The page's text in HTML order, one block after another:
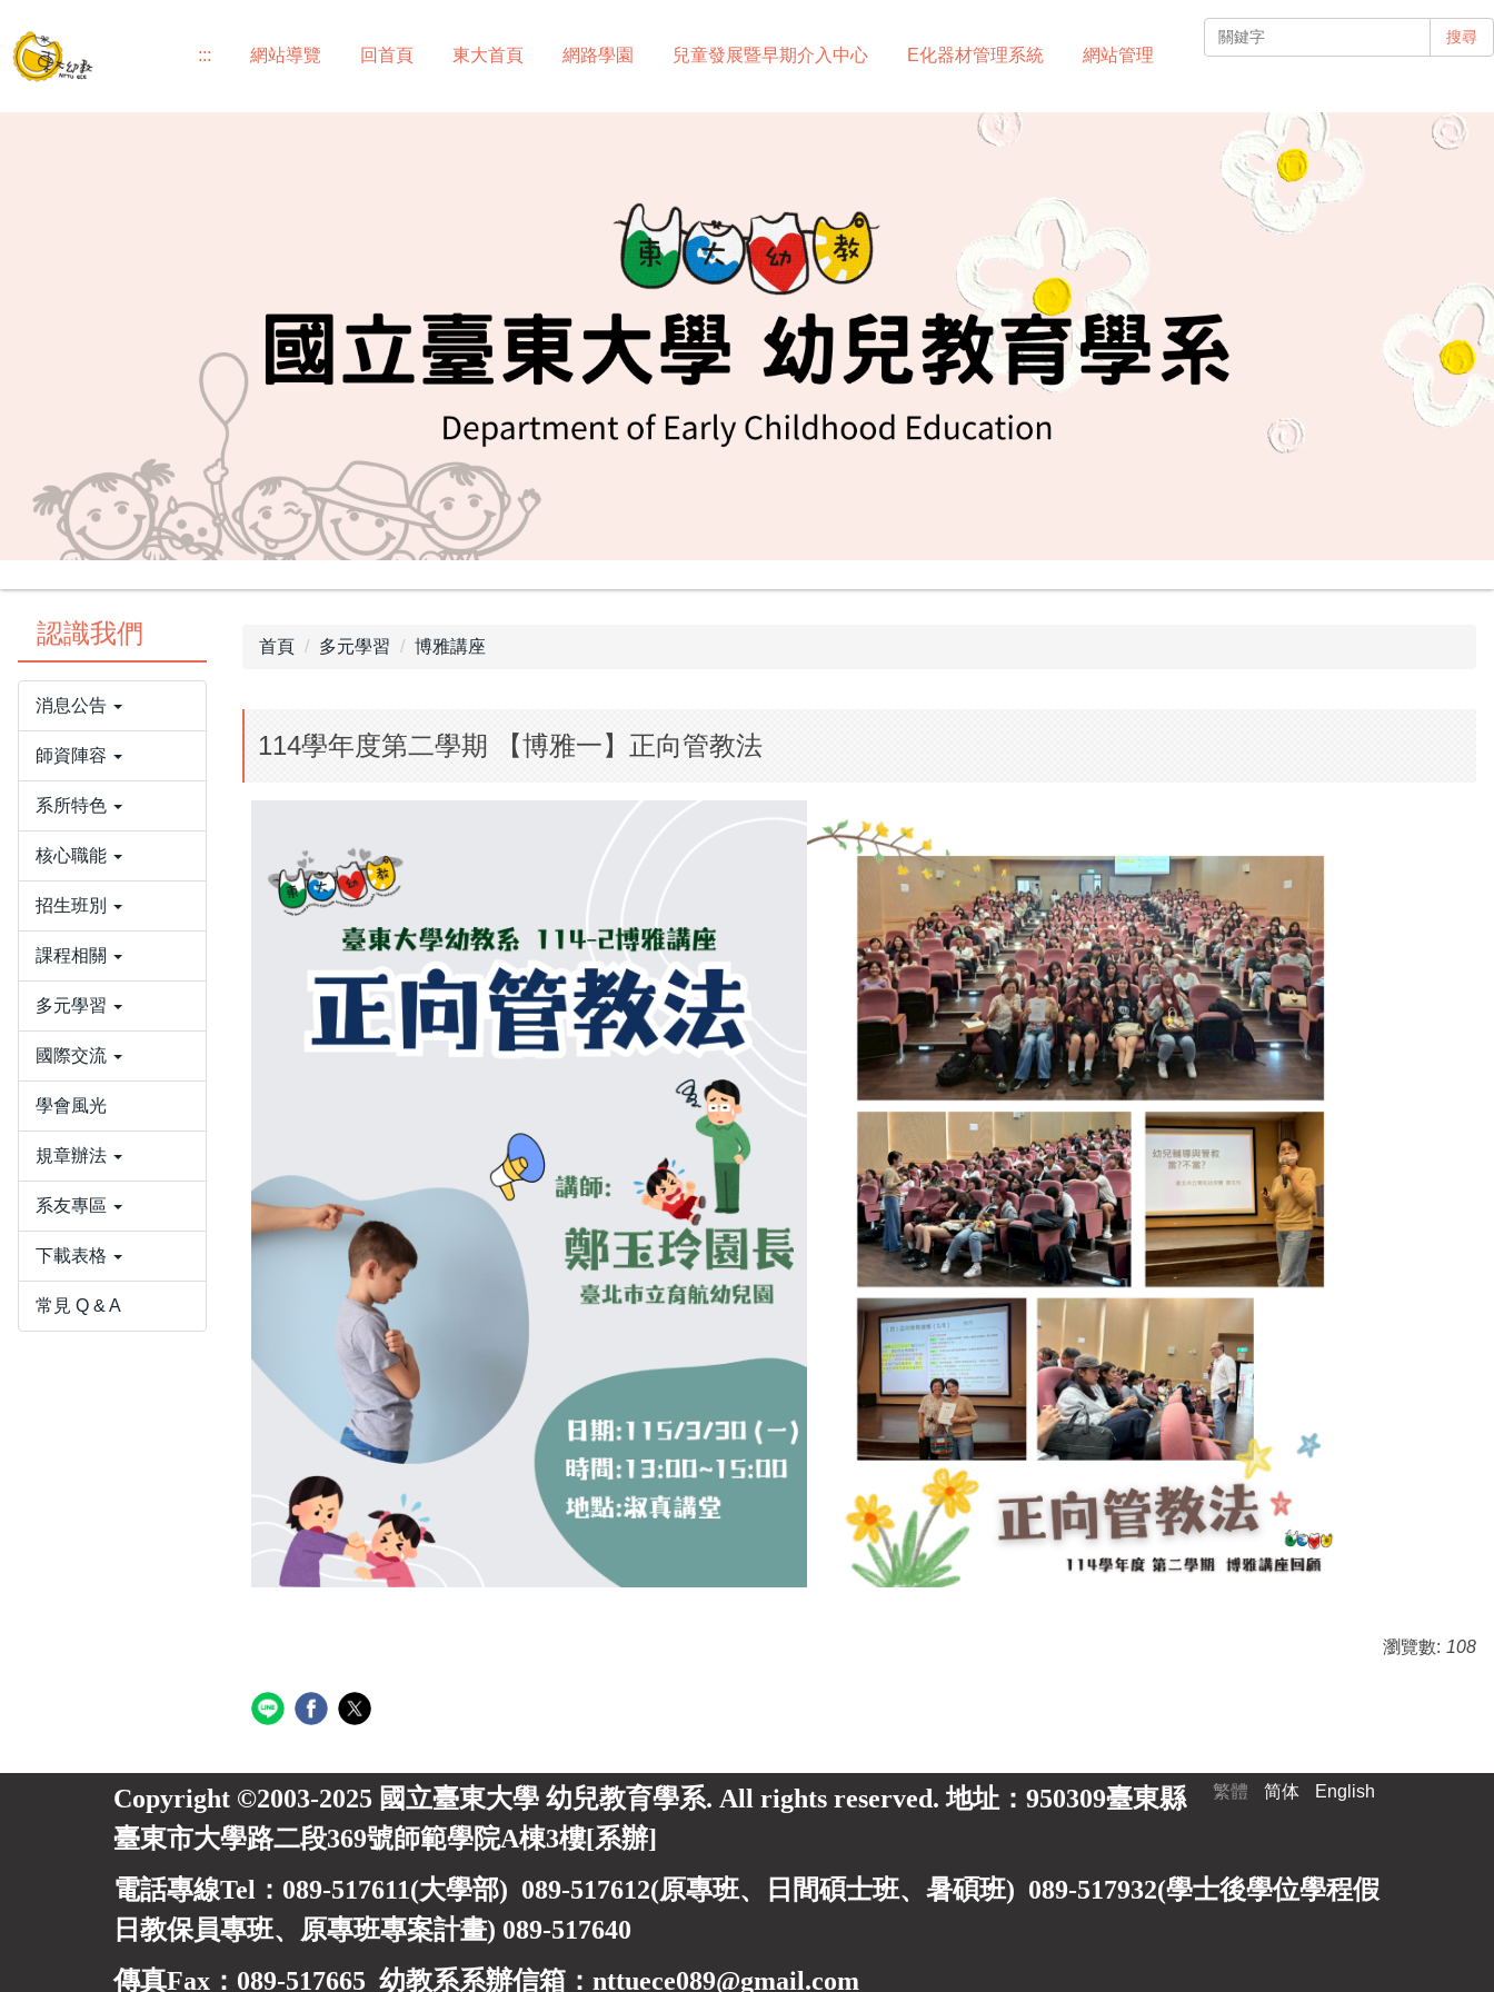
到
主
搜尋
::: 網站導覽 回首頁 東大首頁 網路學園 兒童發展暨早期介入中心 E化器材管理系統 網站管理
認識我們
消息公告
師資陣容
系所特色
核心職能
招生班別
課程相關
多元學習
國際交流
學會風光
規章辦法
系友專區
下載表格
常見 Q & A
首頁 多元學習 博雅講座
114學年度第二學期 【博雅一】正向管教法
瀏覽數: 108
繁體 简体 English
Copyright ©2003-2025 國立臺東大學 幼兒教育學系. All rights reserved. 地址：950309臺東縣
臺東市大學路二段369號師範學院A棟3樓[系辦]
電話專線Tel：089-517611(大學部) 089-517612(原專班、日間碩士班、暑碩班) 089-517932(學士後學位學程假
日教保員專班、 原專班專案計畫) 089-517640
傳真Fax：089-517665 幼教系系辦信箱：nttuece089@gmail.com